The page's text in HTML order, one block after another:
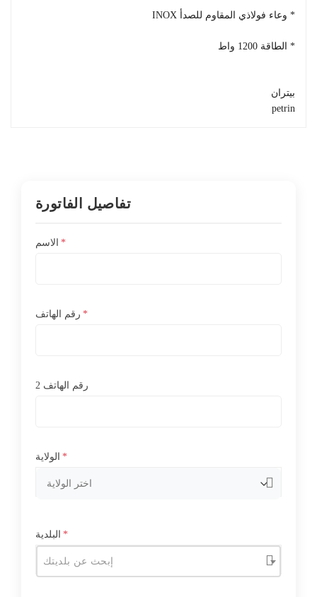
* وعاء فولاذي المقاوم للصدأ INOX
* الطاقة 1200 واط
بيتران
petrin
تفاصيل الفاتورة
الاسم *
رقم الهاتف *
رقم الهاتف 2
الولاية *
البلدية *
إبحث عن بلديتك